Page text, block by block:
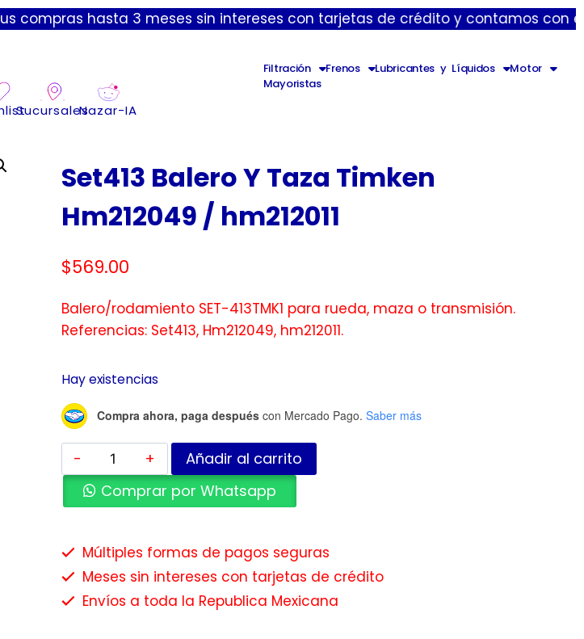
hasta 3 meses sin intereses con tarjetas de crédito y contamos con envíos
SucursalesNazar-IA
Filtración Frenos Lubricantes y Líquidos
Motor
Mayoristas
Set413 Balero Y Taza Timken
Hm212049 / hm212011
$569.00
Balero/rodamiento SET-413TMK1 para rueda, maza o transmisión.
Referencias: Set413, Hm212049, hm212011.
Hay existencias
Compra ahora, paga despuéscon Mercado Pago. Saber más
Añadir al carrito
Comprar por Whatsapp
Múltiples formas de pagos seguras
Meses sin intereses con tarjetas de crédito
Envíos a toda la Republica Mexicana